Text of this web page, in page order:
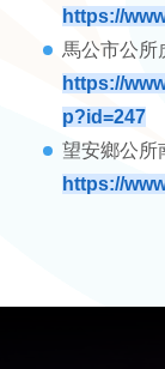
https://
馬公市公所
https://
p?id=247
望安鄉公所
https://